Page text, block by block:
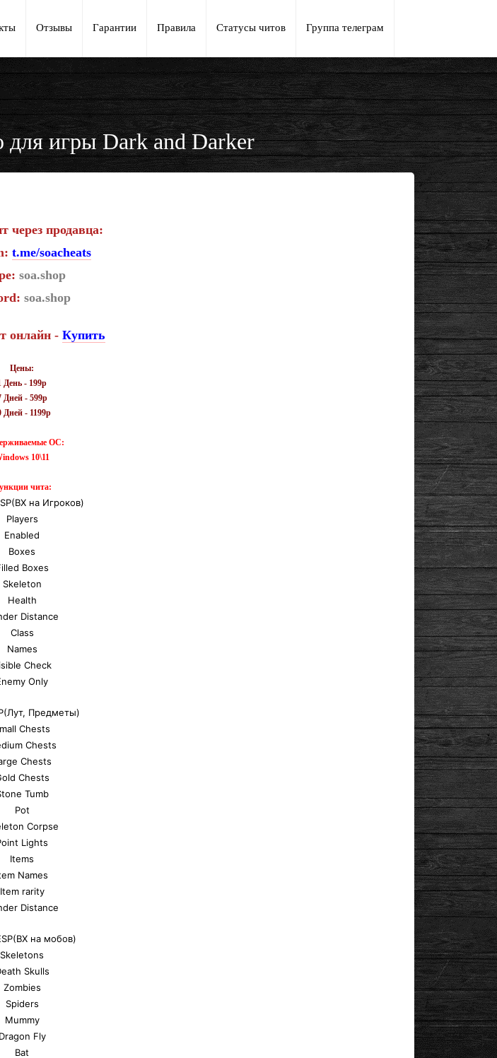
Отзывы Гарантии Правила Статусы читов Группа телеграм
для игры Dark and Darker
через продавца:
t.me/soacheats
soa.shop
soa.shop
онлайн - Купить
Цены:
День - 199р
Дней - 599р
Дней - 1199р
ОС:
10\11
чита:
на Игроков)
Players
Enabled
Boxes
Boxes
Skeleton
Health
Distance
Class
Names
Check
Only
Предметы)
Chests
Chests
Chests
Chests
Tumb
Pot
Corpse
Lights
Items
Names
Item rarity
Distance
на мобов)
Skeletons
Skulls
Zombies
Spiders
Mummy
Dragon Fly
Bat